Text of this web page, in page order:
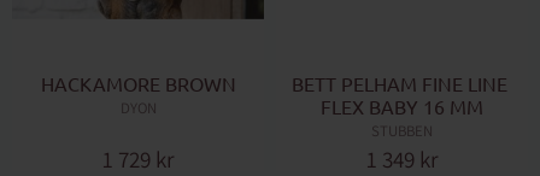
HACKAMORE BROWN
DYON
1 729 kr
BETT PELHAM FINE LINE
FLEX BABY 16 MM
STUBBEN
1 349 kr